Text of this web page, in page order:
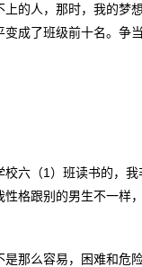
的人，那时，我的梦
成了班级前十名。争
六（1）班读书的，我
格跟别的男生不一样
那么容易，困难和危